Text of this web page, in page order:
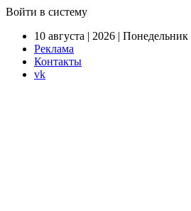
Войти в систему
10 августа | 2026 | Понедельник
Реклама
Контакты
vk